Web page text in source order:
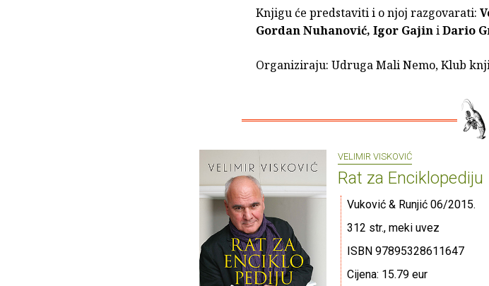
Knjigu će predstaviti i o njoj razgovarati:
Gordan Nuhanović, Igor GajiniDario
Organiziraju: Udruga Mali Nemo, Klub
VELIMIR VISKOVIĆ
Rat za Enciklopediju
Vuković & Runjić 06/2015.
312 str., meki uvez
ISBN 97895328611647
Cijena: 15.79 eur